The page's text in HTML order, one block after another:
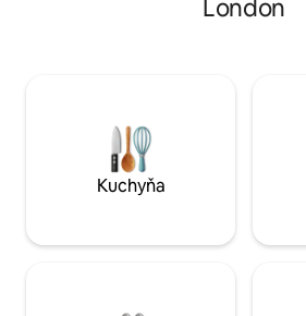
tretia osoba bude spať na rohovej
pohovke v obývacej izbe.
London
Kuchyňa